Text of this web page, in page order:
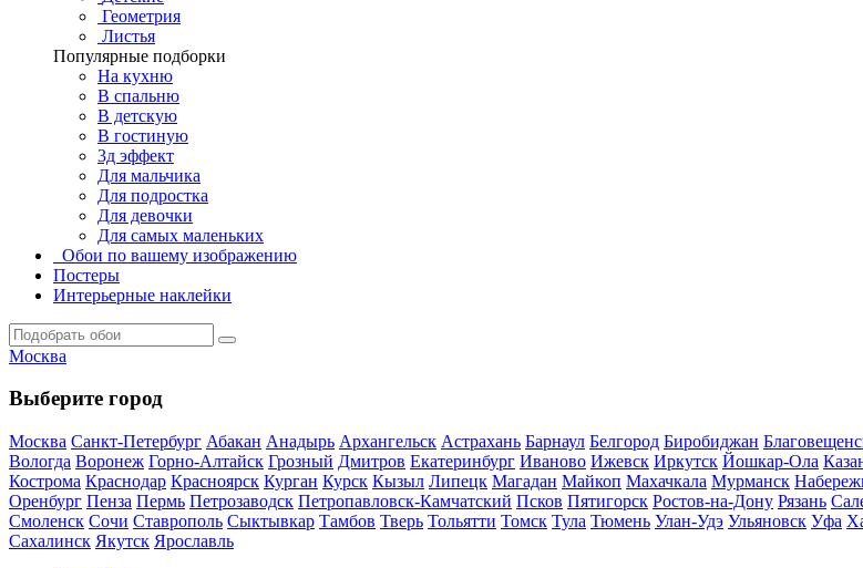
Геометрия
Листья
Популярные подборки
На кухню
В спальню
В детскую
В гостиную
3д эффект
Для мальчика
Для подростка
Для девочки
Для самых маленьких
Обои по вашему изображению
Постеры
Интерьерные наклейки
Москва
Выберите город
Москва Санкт-Петербург Абакан Анадырь Архангельск Астрахань Барнаул Белгород Биробиджан
Вологда Воронеж Горно-Алтайск Грозный Дмитров Екатеринбург Иваново Ижевск Иркутск Йошкар-Ола
Кострома Краснодар Красноярск Курган Курск Кызыл Липецк Магадан Майкоп Махачкала Мурманск
Оренбург Пенза Пермь Петрозаводск Петропавловск-Камчатский Псков Пятигорск Ростов-на-Дону Рязань
Смоленск Сочи Ставрополь Сыктывкар Тамбов Тверь Тольятти Томск Тула Тюмень Улан-Удэ Ульяновск Уфа
Сахалинск Якутск Ярославль